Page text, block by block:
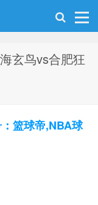
玄鸟vs合肥狂
篮球帝,NBA球